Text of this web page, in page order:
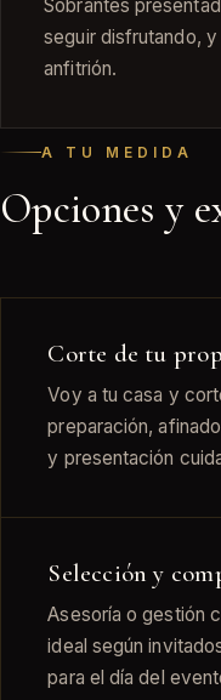
Sobrantes
seguir disfrutando,
anfitrión.
A TU MEDIDA
Opciones y
Corte de tu
Voy a tu casa y
preparación,
y presentación
Selección y
Asesoría o gestión
ideal según
para el día del